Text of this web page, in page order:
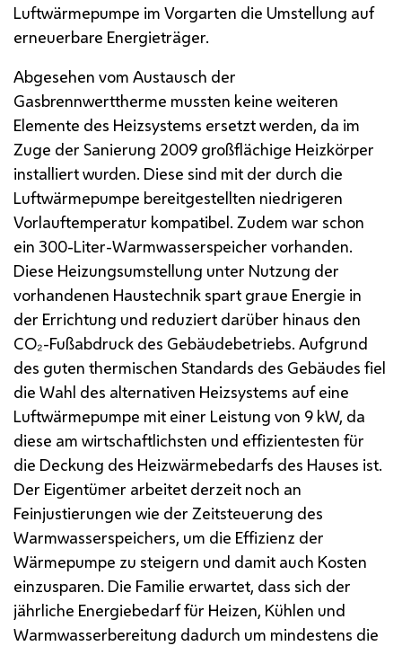
Luftwärmepumpe im Vorgarten die Umstellung auf
erneuerbare Energieträger.
Abgesehen vom Austausch der
Gasbrennwerttherme mussten keine weiteren
Elemente des Heizsystems ersetzt werden, da im
Zuge der Sanierung 2009 großflächige Heizkörper
installiert wurden. Diese sind mit der durch die
Luftwärmepumpe bereitgestellten niedrigeren
Vorlauftemperatur kompatibel. Zudem war schon
ein 300-Liter-Warmwasserspeicher vorhanden.
Diese Heizungsumstellung unter Nutzung der
vorhandenen Haustechnik spart graue Energie in
der Errichtung und reduziert darüber hinaus den
CO₂-Fußabdruck des Gebäudebetriebs. Aufgrund
des guten thermischen Standards des Gebäudes fiel
die Wahl des alternativen Heizsystems auf eine
Luftwärmepumpe mit einer Leistung von 9 kW, da
diese am wirtschaftlichsten und effizientesten für
die Deckung des Heizwärmebedarfs des Hauses ist.
Der Eigentümer arbeitet derzeit noch an
Feinjustierungen wie der Zeitsteuerung des
Warmwasserspeichers, um die Effizienz der
Wärmepumpe zu steigern und damit auch Kosten
einzusparen. Die Familie erwartet, dass sich der
jährliche Energiebedarf für Heizen, Kühlen und
Warmwasserbereitung dadurch um mindestens die